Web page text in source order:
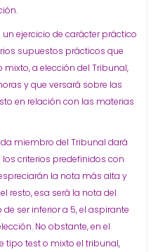
un ejercicio de carácter práctico
supuestos prácticos que
mixto, a elección del Tribunal,
y que versará sobre las
en relación con las materias
miembro del Tribunal dará
los criterios predefinidos con
la nota más alta y
resto, esa será la nota del
ser inferior a 5, el aspirante
No obstante, en el
tipo test o mixto el tribunal,